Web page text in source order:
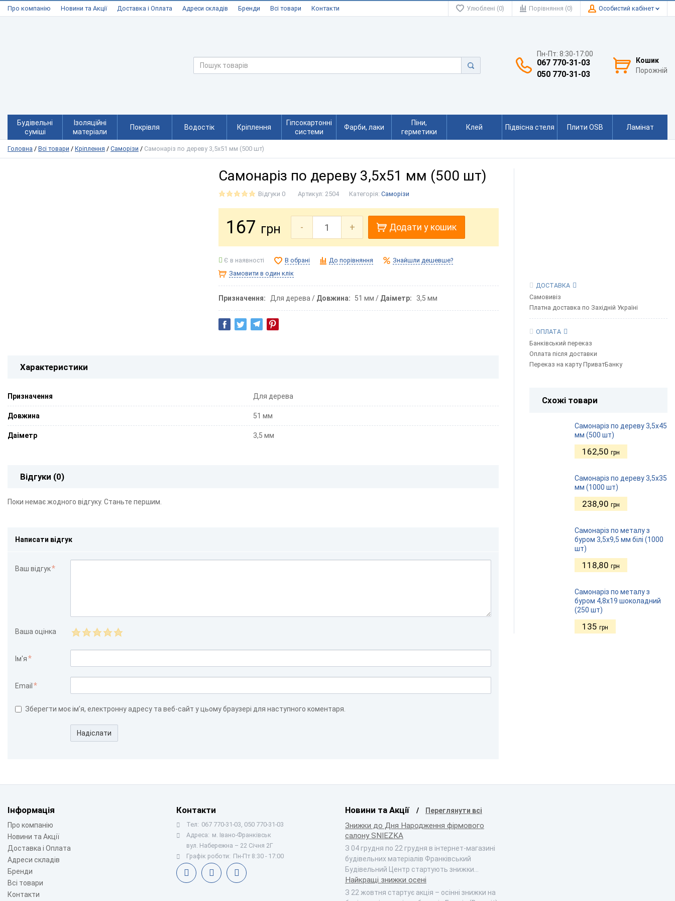
Про компанію Новини та Акції Доставка і Оплата Адреси складів Бренди Всі товари Контакти Улюблені (0) Порівняння (0) Особистий кабінет
Пн-Пт: 8:30-17:00
067 770-31-03
050 770-31-03
Кошик
Порожній
Будівельні
суміші
Ізоляційні
матеріали
Покрівля Водостік Кріплення
Гіпсокартонні
системи
Фарби, лаки
Піни,
герметики
Клей Підвісна стеля Плити OSB Ламінат
Головна / Всі товари / Кріплення / Саморізи / Самонаріз по дереву 3,5х51 мм (500 шт)
Самонаріз по дереву 3,5х51 мм (500 шт)
Відгуки 0 Артикул: 2504 Категорія: Саморізи
167 грн - + Додати у кошик
Є в наявності В обрані До порівняння
Знайшли дешевше?
Замовити в один клік
Призначення Для дерева Довжина 51 мм Даіметр 3,5 мм
Характеристики
Призначення Для дерева
Довжина 51 мм
Даіметр 3,5 мм
Відгуки (0)
Поки немає жодного відгуку. Станьте першим.
Написати відгук
Ваш відгук
Ваша оцінка
Ім'я
Email
Зберегти моє ім’я, електронну адресу та веб-сайт у цьому браузері для наступного коментаря.
Надіслати
ДОСТАВКА
Самовивіз
Платна доставка по Західній Україні
ОПЛАТА
Банківський переказ
Оплата після доставки
Переказ на карту ПриватБанку
Схожі товари
Самонаріз по дереву 3,5х45
мм (500 шт)
162,50 грн
Самонаріз по дереву 3,5х35
мм (1000 шт)
238,90 грн
Самонаріз по металу з
буром 3,5х9,5 мм білі (1000
шт)
118,80 грн
Самонаріз по металу з
буром 4,8х19 шоколадний
(250 шт)
135 грн
Інформація
Про компанію
Новини та Акції
Доставка і Оплата
Адреси складів
Бренди
Всі товари
Контакти
Контакти
Тел: 067 770-31-03, 050 770-31-03
Адреса: м. Івано-Франківськ
вул. Набережна – 22 Січня 2Г
Графік роботи: Пн-Пт 8:30 - 17:00
Новини та Акції Переглянути всі
Знижки до Дня Народження фірмового
салону SNIEZKA
З 04 грудня по 22 грудня в інтернет-магазині
будівельних матеріалів Франківський
Будівельний Центр стартують знижки…
Найкращі знижки осені
З 22 жовтня стартує акція – осінні знижки на